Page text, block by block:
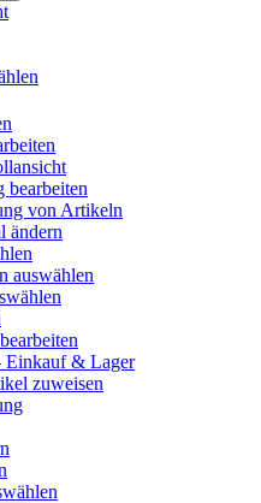
bearbeiten
von Artikeln
ändern
auswählen
Einkauf & Lager
zuweisen